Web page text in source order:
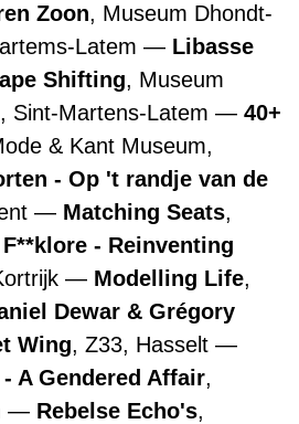
Zoon, Museum Dhondt-
Latem
Libasse
Shifting, Museum
Sint-Martens-Latem
40+
& Kant Museum,
- Op 't randje van de
Matching Seats,
F**klore - Reinventing
Modelling Life,
Dewar & Grégory
Wing, Z33, Hasselt
A Gendered Affair,
Rebelse Echo's,